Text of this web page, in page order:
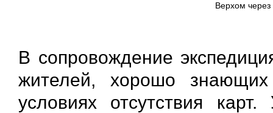
Верхом
В сопровождение
жителей, хорошо
условиях отсутствия